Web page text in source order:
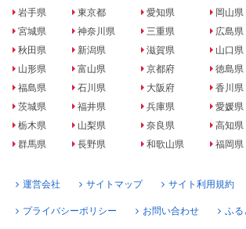
岩手県
宮城県
秋田県
山形県
福島県
茨城県
栃木県
群馬県
東京都
神奈川県
新潟県
富山県
石川県
福井県
山梨県
長野県
愛知県
三重県
滋賀県
京都府
大阪府
兵庫県
奈良県
和歌山県
岡山県
広島県
山口県
徳島県
香川県
愛媛県
高知県
福岡県
運営会社 サイトマップ サイト利用規約
プライバシーポリシー お問い合わせ ふる